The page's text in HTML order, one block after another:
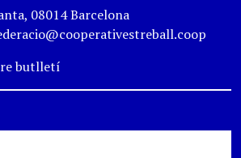
08014 Barcelona
butlletí